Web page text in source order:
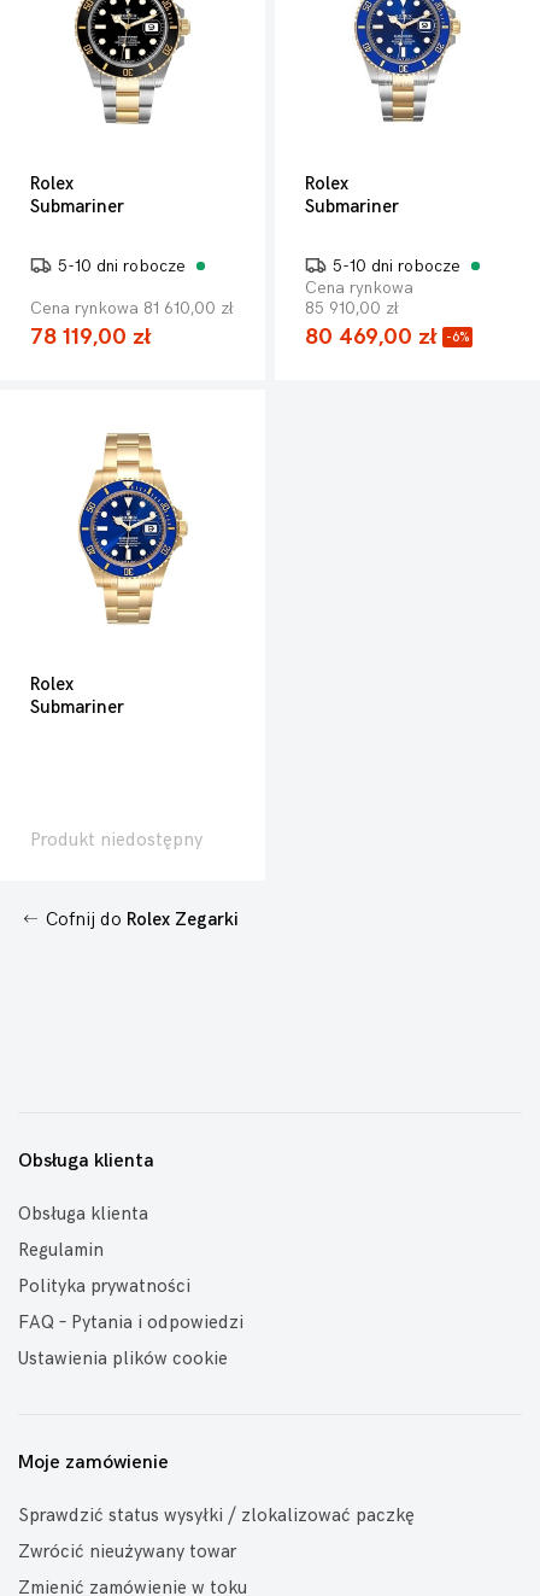
Rolex
Submariner
5-10 dni robocze
Cena rynkowa 81 610,00 zł
78 119,00 zł
Rolex
Submariner
5-10 dni robocze
Cena rynkowa
85 910,00 zł
80 469,00 zł -6%
Rolex
Submariner
Produkt niedostępny
Cofnij do Rolex Zegarki
Obsługa klienta
Obsługa klienta
Regulamin
Polityka prywatności
FAQ – Pytania i odpowiedzi
Ustawienia plików cookie
Moje zamówienie
Sprawdzić status wysyłki / zlokalizować paczkę
Zwrócić nieużywany towar
Zmienić zamówienie w toku